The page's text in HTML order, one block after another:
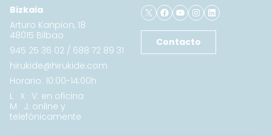
Bizkaia
Arturo Kanpion, 18
48015 Bilbao
945 25 36 02 / 688 72 89 31
hirukide@hirukide.com
Horario: 10:00-14:00h
L · X · V: en oficina
M · J: online y
telefónicamente
X Facebook
YouTube
Instagram
LinkedIn
Contacto